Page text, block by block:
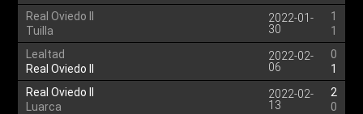
Real Oviedo II
Tuilla
2022-01-
30
1
1
Lealtad
Real Oviedo II
2022-02-
06
0
1
Real Oviedo II
Luarca
2022-02-
13
2
0